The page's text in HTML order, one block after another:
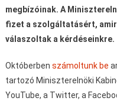
megbízóinak. A
fizet a szolgáltatásért,
válaszoltak a kérdéseinkre.
Októberben számoltunk be
tartozó Miniszterelnöki
YouTube, a Twitter, a